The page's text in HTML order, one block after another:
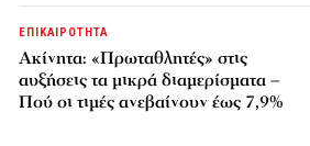
ΕΠΙΚΑΙΡΟΤΗΤΑ
Ακίνητα: «Πρωταθλητές» στις
αυξήσεις τα μικρά διαμερίσματα –
Πού οι τιμές ανεβαίνουν έως 7,9%